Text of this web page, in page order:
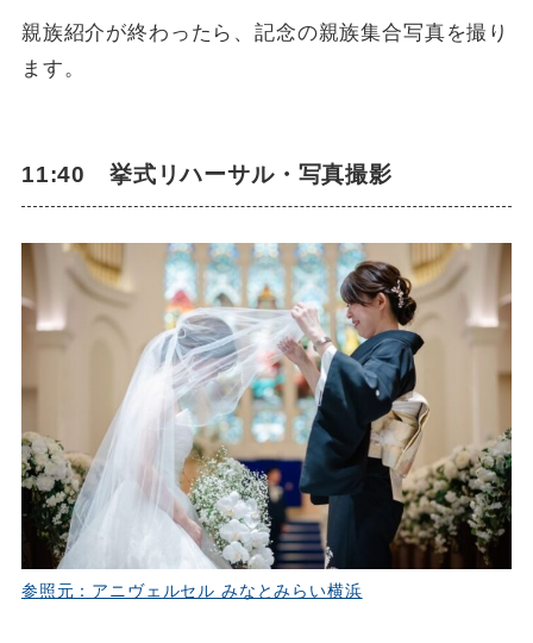
親族紹介が終わったら、記念の親族集合写真を撮り
ます。
11:40 挙式リハーサル・写真撮影
参照元：アニヴェルセル みなとみらい横浜